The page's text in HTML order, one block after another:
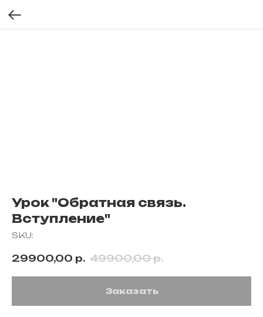
Урок "Обратная связь.
Вступление"
SKU:
29900,00 р. 49900,00 р.
Заказать